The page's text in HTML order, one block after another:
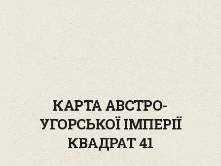
КАРТА АВСТРО-
УГОРСЬКОЇ ІМПЕРІЇ
КВАДРАТ 41